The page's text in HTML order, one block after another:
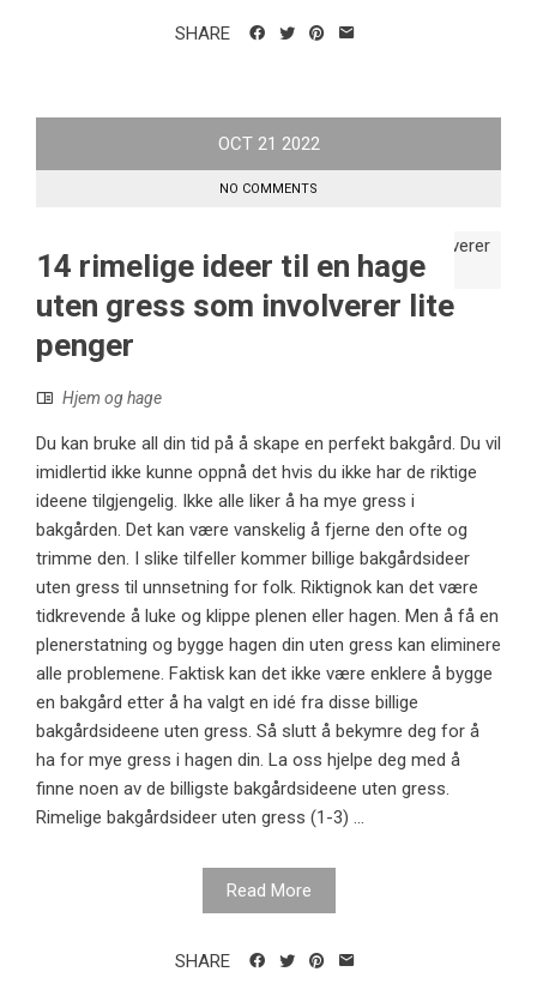
SHARE
OCT 21 2022
NO COMMENTS
14 rimelige ideer til en hage
uten gress som involverer lite
penger
Hjem og hage
Du kan bruke all din tid på å skape en perfekt bakgård. Du vil
imidlertid ikke kunne oppnå det hvis du ikke har de riktige
ideene tilgjengelig. Ikke alle liker å ha mye gress i
bakgården. Det kan være vanskelig å fjerne den ofte og
trimme den. I slike tilfeller kommer billige bakgårdsideer
uten gress til unnsetning for folk. Riktignok kan det være
tidkrevende å luke og klippe plenen eller hagen. Men å få en
plenerstatning og bygge hagen din uten gress kan eliminere
alle problemene. Faktisk kan det ikke være enklere å bygge
en bakgård etter å ha valgt en idé fra disse billige
bakgårdsideene uten gress. Så slutt å bekymre deg for å
ha for mye gress i hagen din. La oss hjelpe deg med å
finne noen av de billigste bakgårdsideene uten gress.
Rimelige bakgårdsideer uten gress (1-3) ...
Read More
SHARE